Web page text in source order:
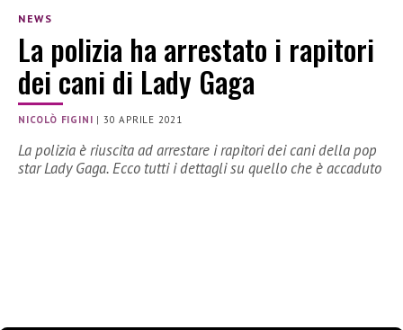
NEWS
La polizia ha arrestato i rapitori
dei cani di Lady Gaga
NICOLÒ FIGINI | 30 APRILE 2021
La polizia è riuscita ad arrestare i rapitori dei cani della pop
star Lady Gaga. Ecco tutti i dettagli su quello che è accaduto